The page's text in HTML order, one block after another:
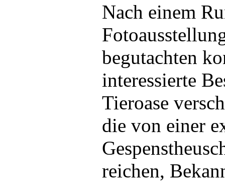
Nach einem
begutachten
interessierte
Tieroase
die von einer
reichen,